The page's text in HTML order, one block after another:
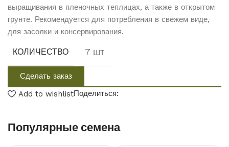
выращивания в пленочных теплицах, а также в открытом
грунте. Рекомендуется для потребления в свежем виде,
для засолки и консервирования.
КОЛИЧЕСТВО 7 шт
Сделать заказ
Add to wishlistПоделиться:
Популярные семена